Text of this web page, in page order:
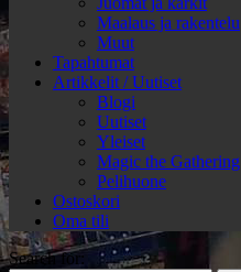
Maalaus ja rakentelu
Muut
Tapahtumat
Artikkelit / Uutiset
Blogi
Uutiset
Yleiset
Magic the Gathering
Pelihuone
Ostoskori
Oma tili
Search for: